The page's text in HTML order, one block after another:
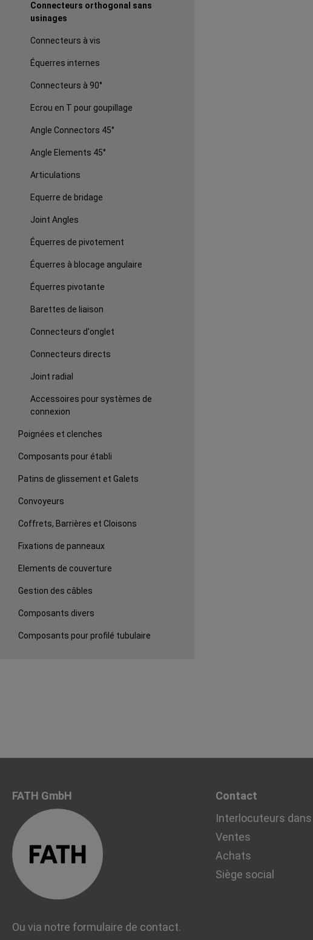
Connecteurs orthogonal sans
usinages
Connecteurs à vis
Équerres internes
Connecteurs à 90°
Ecrou en T pour goupillage
Angle Connectors 45°
Angle Elements 45°
Articulations
Equerre de bridage
Joint Angles
Équerres de pivotement
Équerres à blocage angulaire
Équerres pivotante
Barettes de liaison
Connecteurs d'onglet
Connecteurs directs
Joint radial
Accessoires pour systèmes de
connexion
Poignées et clenches
Composants pour établi
Patins de glissement et Galets
Convoyeurs
Coffrets, Barrières et Cloisons
Fixations de panneaux
Elements de couverture
Gestion des câbles
Composants divers
Composants pour profilé tubulaire
FATH GmbH
Ou via notre formulaire de contact.
Contact
Interlocuteurs
Ventes
Achats
Siège social